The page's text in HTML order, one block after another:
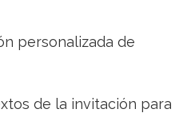
personalizada de
de la invitación para